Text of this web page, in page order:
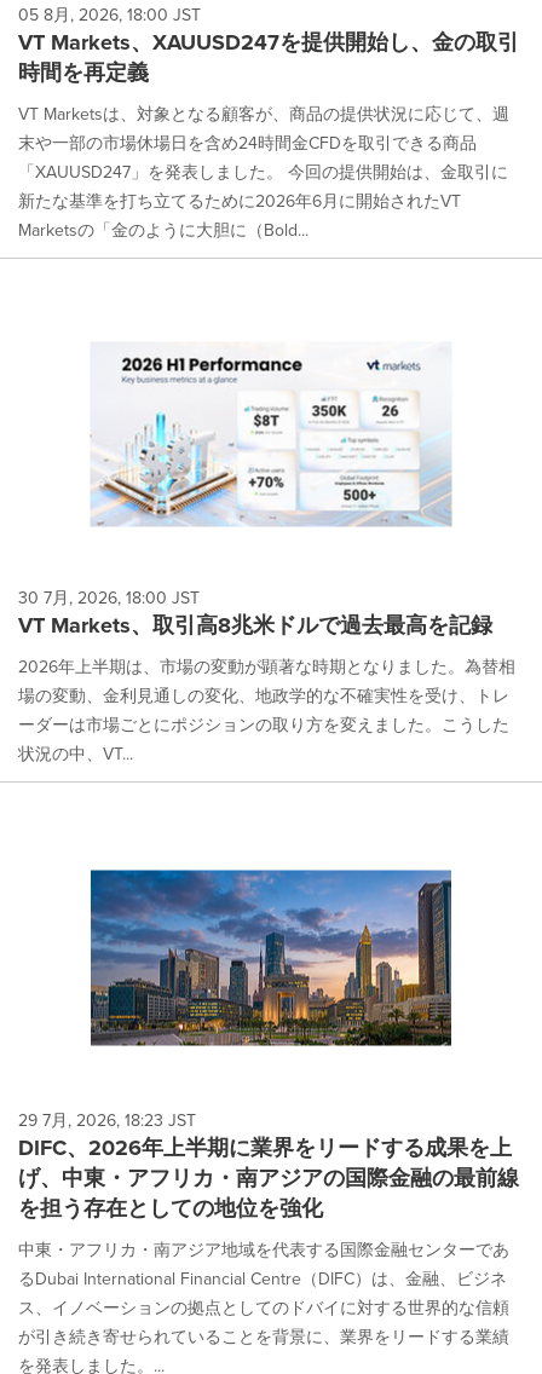
05 8月, 2026, 18:00 JST
VT Markets、XAUUSD247を提供開始し、金の取引
時間を再定義
VT Marketsは、対象となる顧客が、商品の提供状況に応じて、週
末や一部の市場休場日を含め24時間金CFDを取引できる商品
「XAUUSD247」を発表しました。 今回の提供開始は、金取引に
新たな基準を打ち立てるために2026年6月に開始されたVT
Marketsの「金のように大胆に（Bold...
30 7月, 2026, 18:00 JST
VT Markets、取引高8兆米ドルで過去最高を記録
2026年上半期は、市場の変動が顕著な時期となりました。為替相
場の変動、金利見通しの変化、地政学的な不確実性を受け、トレ
ーダーは市場ごとにポジションの取り方を変えました。こうした
状況の中、VT...
29 7月, 2026, 18:23 JST
DIFC、2026年上半期に業界をリードする成果を上
げ、中東・アフリカ・南アジアの国際金融の最前線
を担う存在としての地位を強化
中東・アフリカ・南アジア地域を代表する国際金融センターであ
るDubai International Financial Centre（DIFC）は、金融、ビジネ
ス、イノベーションの拠点としてのドバイに対する世界的な信頼
が引き続き寄せられていることを背景に、業界をリードする業績
を発表しました。...